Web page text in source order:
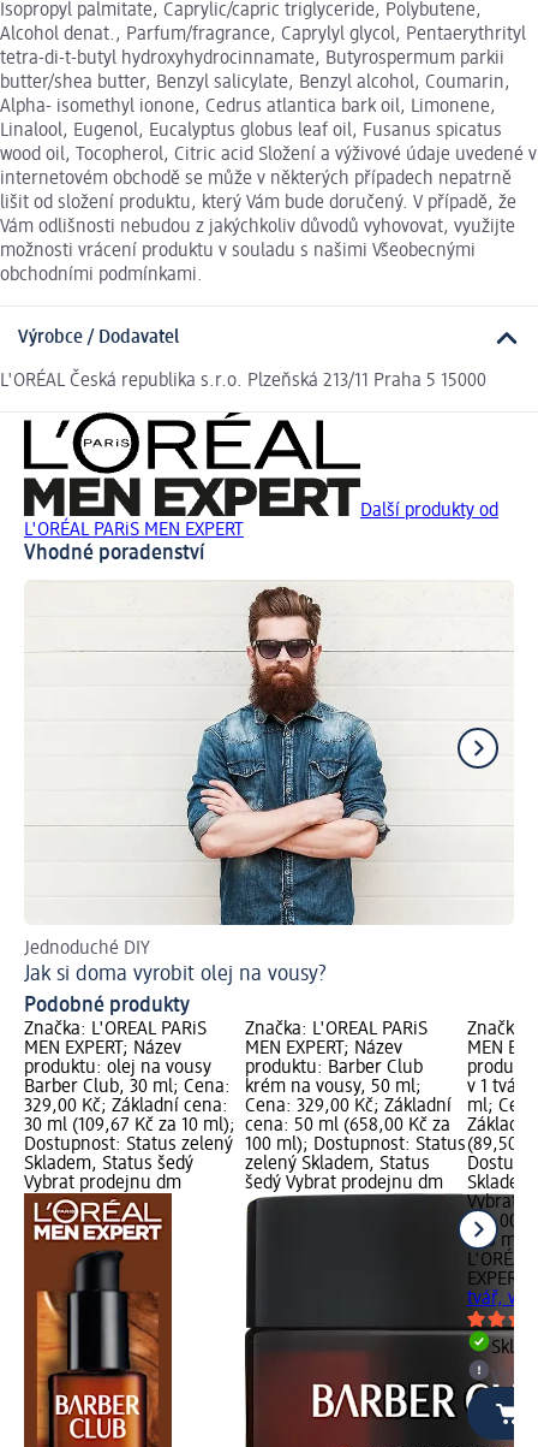
Isopropyl palmitate, Caprylic/capric triglyceride, Polybutene,
Alcohol denat., Parfum/fragrance, Caprylyl glycol, Pentaerythrityl
tetra-di-t-butyl hydroxyhydrocinnamate, Butyrospermum parkii
butter/shea butter, Benzyl salicylate, Benzyl alcohol, Coumarin,
Alpha- isomethyl ionone, Cedrus atlantica bark oil, Limonene,
Linalool, Eugenol, Eucalyptus globus leaf oil, Fusanus spicatus
wood oil, Tocopherol, Citric acid Složení a výživové údaje uvedené v
internetovém obchodě se může v některých případech nepatrně
lišit od složení produktu, který Vám bude doručený. V případě, že
Vám odlišnosti nebudou z jakýchkoliv důvodů vyhovovat, využijte
možnosti vrácení produktu v souladu s našimi Všeobecnými
obchodními podmínkami.
Výrobce / Dodavatel
L'ORÉAL Česká republika s.r.o. Plzeňská 213/11 Praha 5 15000
Další produkty od
L'ORÉAL PARiS MEN EXPERT
Vhodné poradenství
Jednoduché DIY
Jak si doma vyrobit olej na vousy?
Podobné produkty
Značka: L'ORÉAL PARiS
MEN EXPERT; Název
produktu: olej na vousy
Barber Club, 30 ml; Cena:
329,00 Kč; Základní cena:
30 ml (109,67 Kč za 10 ml);
Dostupnost: Status zelený
Skladem, Status šedý
Vybrat prodejnu dm
Značka: L'ORÉAL PARiS
MEN EXPERT; Název
produktu: Barber Club
krém na vousy, 50 ml;
Cena: 329,00 Kč; Základní
cena: 50 ml (658,00 Kč za
100 ml); Dostupnost: Status
zelený Skladem, Status
šedý Vybrat prodejnu dm
Značka:
MEN
v 1 tvář,
ml;
(89,50
Vybrat
179,00
200 ml
EXPERT
tvář,